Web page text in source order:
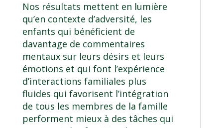
Nos résultats mettent en lumière
qu’en contexte d’adversité, les
enfants qui bénéficient de
davantage de commentaires
mentaux sur leurs désirs et leurs
émotions et qui font l’expérience
d’interactions familiales plus
fluides qui favorisent l’intégration
de tous les membres de la famille
performent mieux à des tâches qui